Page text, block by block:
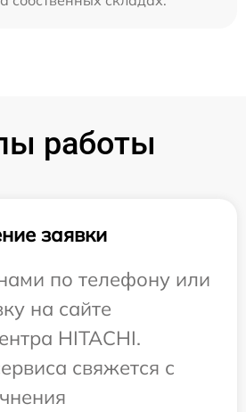
работы
заявки
по телефону или
на сайте
HITACHI.
свяжется с